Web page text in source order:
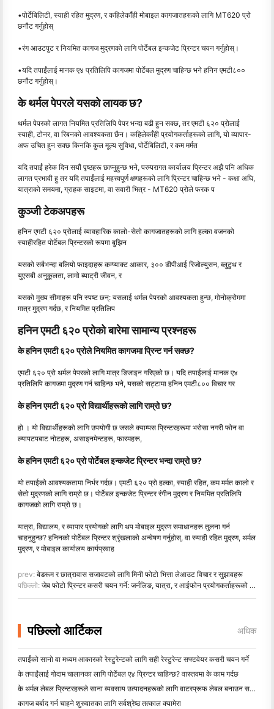
•पोर्टेबिलिटी, स्याही रहित मुद्रण, र कहिलेकाँही मोबाइल कागजातहरूको लागि MT620 प्रो
छनौट गर्नुहोस्
•रंग आउटपुट र नियमित कागज मुद्रणको लागि पोर्टेबल इन्कजेट प्रिन्टर चयन गर्नुहोस्।
•यदि तपाईंलाई मानक ए४ प्रतिलिपि कागजमा पोर्टेबल मुद्रण चाहिन्छ भने हनिन एमटी८००
छनौट गर्नुहोस्।
के थर्मल पेपरले यसको लायक छ?
थर्मल पेपरको लागत नियमित प्रतिलिपि पेपर भन्दा बढी हुन सक्छ, तर एमटी ६२० प्रोलाई
स्याही, टोनर, वा रिबनको आवश्यकता छैन। कहिलेकाँही प्रयोगकर्ताहरूको लागि, यो व्यापार-
अफ उचित हुन सक्छ किनकि कुल मूल्य सुविधा, पोर्टेबिलिटी, र कम मर्मत
यदि तपाईं हरेक दिन सयौं पृष्ठहरू छाप्नुहुन्छ भने, परम्परागत कार्यालय प्रिन्टर अझै पनि अधिक
लागत प्रभावी हु तर यदि तपाईंलाई महत्त्वपूर्ण क्षणहरूको लागि प्रिन्टर चाहिन्छ भने - कक्षा अघि,
यात्राको समयमा, ग्राहक साइटमा, वा सवारी भित्र - MT620 प्रोले फरक प
कुञ्जी टेकअपहरू
हनिन एमटी ६२० प्रोलाई व्यावहारिक कालो-सेतो कागजातहरूको लागि हल्का वजनको
स्याहीरहित पोर्टेबल प्रिन्टरको रूपमा बुझिन
यसको सबैभन्दा बलियो फाइदाहरू कम्प्याक्ट आकार, ३०० डीपीआई रिजोल्युसन, ब्लुटुथ र
युएसबी अनुकूलता, लामो ब्याट्री जीवन, र
यसको मुख्य सीमाहरू पनि स्पष्ट छन्: यसलाई थर्मल पेपरको आवश्यकता हुन्छ, मोनोक्रोममा
मात्र मुद्रण गर्दछ, र नियमित प्रतिलिप
हनिन एमटी ६२० प्रोको बारेमा सामान्य प्रश्नहरू
के हनिन एमटी ६२० प्रोले नियमित कागजमा प्रिन्ट गर्न सक्छ?
एमटी ६२० प्रो थर्मल पेपरको लागि मात्र डिजाइन गरिएको छ। यदि तपाईंलाई मानक ए४
प्रतिलिपि कागजमा मुद्रण गर्न चाहिन्छ भने, यसको सट्टामा हनिन एमटी८०० विचार गर
के हनिन एमटी ६२० प्रो विद्यार्थीहरूको लागि राम्रो छ?
हो । यो विद्यार्थीहरूको लागि उपयोगी छ जसले क्याम्पस प्रिन्टरहरूमा भरोसा नगरी फोन वा
ल्यापटपबाट नोटहरू, असाइनमेन्टहरू, फारमहरू,
के हनिन एमटी ६२० प्रो पोर्टेबल इन्कजेट प्रिन्टर भन्दा राम्रो छ?
यो तपाईंको आवश्यकतामा निर्भर गर्दछ। एमटी ६२० प्रो हल्का, स्याही रहित, कम मर्मत कालो र
सेतो मुद्रणको लागि राम्रो छ। पोर्टेबल इन्कजेट प्रिन्टर रंगीन मुद्रण र नियमित प्रतिलिपि
कागजको लागि राम्रो छ।
यात्रा, विद्यालय, र व्यापार प्रयोगको लागि थप मोबाइल मुद्रण समाधानहरू तुलना गर्न
चाहनुहुन्छ? हनिनको पोर्टेबल प्रिन्टर श्रृंखलाको अन्वेषण गर्नुहोस्, वा स्याही रहित मुद्रण, थर्मल
मुद्रण, र मोबाइल कार्यालय कार्यप्रवाह
prev: बेडरूम र छात्रावास सजावटको लागि मिनी फोटो भित्ता लेआउट विचार र सुझावहरू
पछिल्लो: जेब फोटो प्रिन्टर कसरी चयन गर्ने: जर्नलिङ, यात्रा, र आईफोन प्रयोगकर्ताहरूको लागि पूर्ण गाइड
पछिल्लो आर्टिकल अधिक
तपाईंको सानो वा मध्यम आकारको रेस्टुरेन्टको लागि सही रेस्टुरेन्ट सफ्टवेयर कसरी चयन गर्ने
के तपाईंलाई गोदाम चालानका लागि पोर्टेबल ए४ प्रिन्टर चाहिन्छ? वास्तवमा के काम गर्दछ
के थर्मल लेबल प्रिन्टरहरूले साना व्यवसाय उत्पादनहरूको लागि वाटरप्रूफ लेबल बनाउन सक्छन्?
कागज बर्बाद गर्न चाहने शुरुवातका लागि सर्वश्रेष्ठ तत्काल क्यामेरा